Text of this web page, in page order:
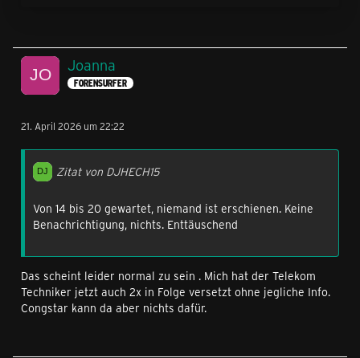
Joanna
FORENSURFER
21. April 2026 um 22:22
Zitat von DJHECH15
Von 14 bis 20 gewartet, niemand ist erschienen. Keine
Benachrichtigung, nichts. Enttäuschend
Das scheint leider normal zu sein . Mich hat der Telekom
Techniker jetzt auch 2x in Folge versetzt ohne jegliche Info.
Congstar kann da aber nichts dafür.